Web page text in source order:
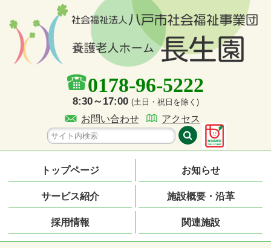
0178-96-5222
8:30～17:00 (土日・祝日を除く)
お問い合わせ アクセス
トップページ お知らせ
サービス紹介 施設概要・沿革
採用情報 関連施設